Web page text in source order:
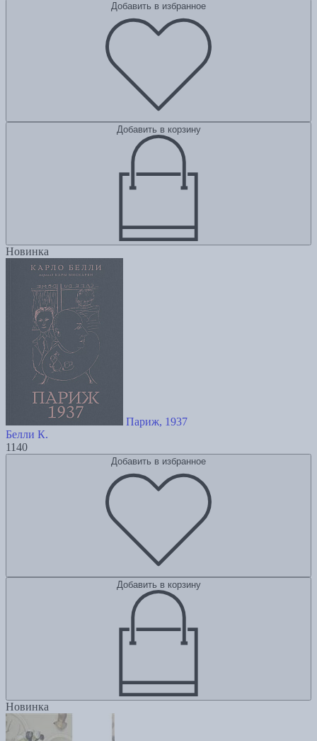
Добавить в избранное
Добавить в корзину
Новинка
Париж, 1937
Белли К.
1140
Добавить в избранное
Добавить в корзину
Новинка